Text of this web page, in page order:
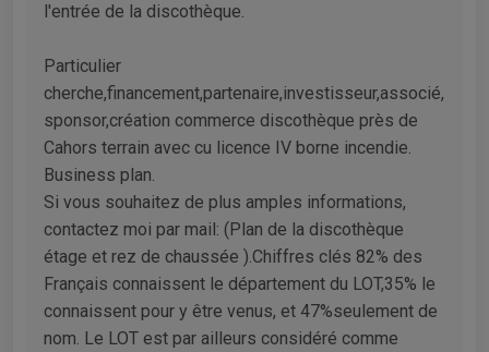
l'entrée de la discothèque.
Particulier
cherche,financement,partenaire,investisseur,associé,
sponsor,création commerce discothèque près de
Cahors terrain avec cu licence IV borne incendie.
Business plan.
Si vous souhaitez de plus amples informations,
contactez moi par mail: (Plan de la discothèque
étage et rez de chaussée ).Chiffres clés 82% des
Français connaissent le département du LOT,35% le
connaissent pour y être venus, et 47%seulement de
nom. Le LOT est par ailleurs considéré comme